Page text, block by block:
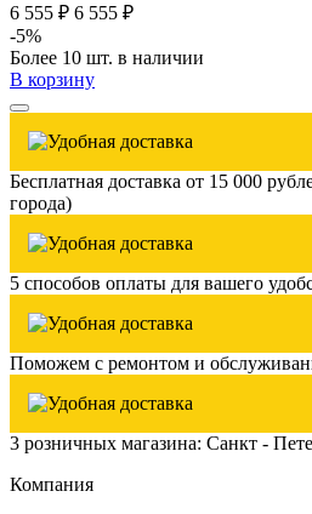
6 555 ₽ 6 555 ₽
-5%
Более 10 шт. в наличии
В корзину
Бесплатная доставка от 15 000
города)
5 способов оплаты для вашего
Поможем с ремонтом и
3 розничных магазина: Санкт -
Компания